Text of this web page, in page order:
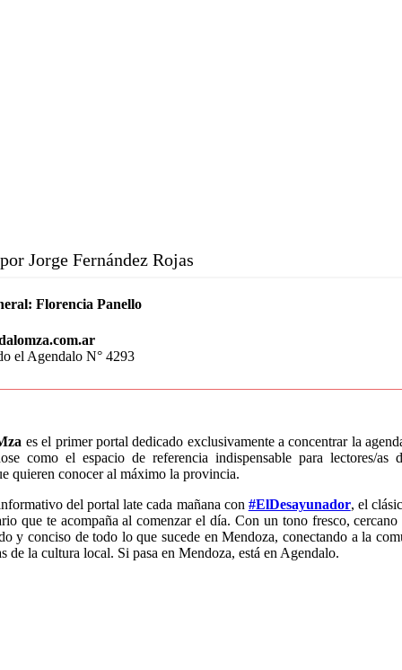
Jorge Fernández Rojas
Florencia Panello
el Agendalo N° 4293
es el primer portal dedicado exclusivamente a concentrar la
como el espacio de referencia indispensable para lectores/as
quieren conocer al máximo la provincia.
del portal late cada mañana con #ElDesayunador, el
que te acompaña al comenzar el día. Con un tono fresco,
y conciso de todo lo que sucede en Mendoza, conectando a la
de la cultura local. Si pasa en Mendoza, está en Agendalo.